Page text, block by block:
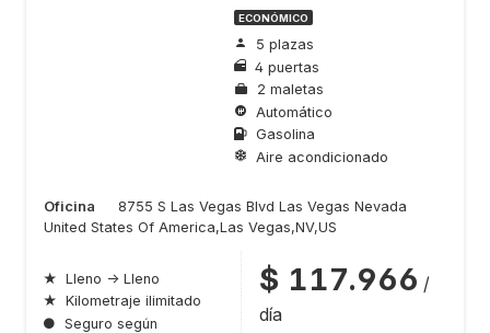
ECONÓMICO
5 plazas
4 puertas
2 maletas
Automático
Gasolina
Aire acondicionado
Oficina
8755 S Las Vegas Blvd Las Vegas Nevada
United States Of America,Las Vegas,NV,US
★ Lleno → Lleno
★ Kilometraje ilimitado
● Seguro según
$ 117.966 /
día